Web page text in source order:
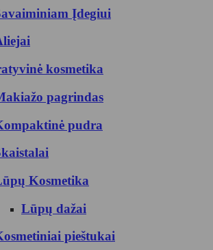
Įdegiui
kosmetika
pagrindas
pudra
Kosmetika
Lūpų dažai
pieštukai